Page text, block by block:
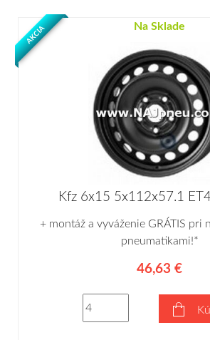
Na Sklade
AKCIA
Kfz 6x15 5x112x57.1
+ montáž a vyváženie GRÁTIS pri
pneumatikami!*
46,63 €